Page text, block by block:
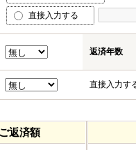
直接入力する
返済年数
直接入力す
返済額